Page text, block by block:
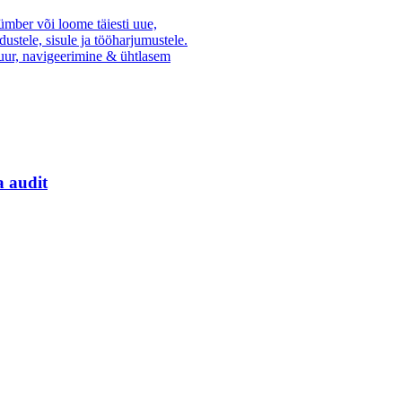
või loome täiesti uue,
sisule ja tööharjumustele.
navigeerimine & ühtlasem
audit